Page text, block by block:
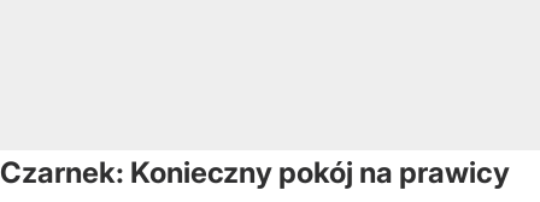
Czarnek: Konieczny pokój na prawicy